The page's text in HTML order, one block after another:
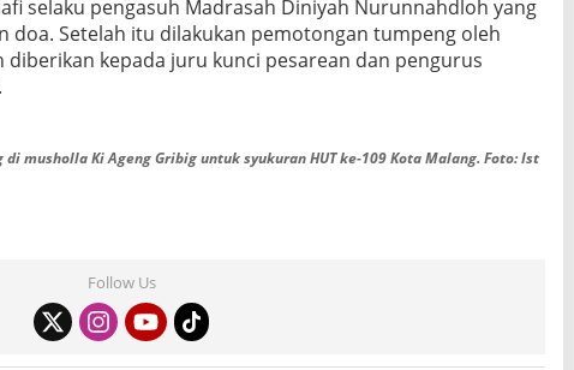
selaku pengasuh Madrasah Diniyah Nurunnahdloh yang
doa. Setelah itu dilakukan pemotongan tumpeng oleh
kepada juru kunci pesarean dan pengurus
di musholla Ki Ageng Gribig untuk syukuran HUT ke-109 Kota Malang. Foto: Ist
Follow Us